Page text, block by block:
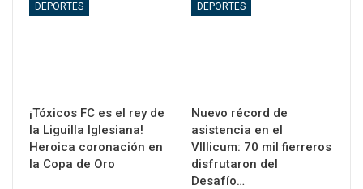
DEPORTES
¡Tóxicos FC es el rey de
la Liguilla Iglesiana!
Heroica coronación en
la Copa de Oro
DEPORTES
Nuevo récord de
asistencia en el
VIllicum: 70 mil fierreros
disfrutaron del
Desafío…